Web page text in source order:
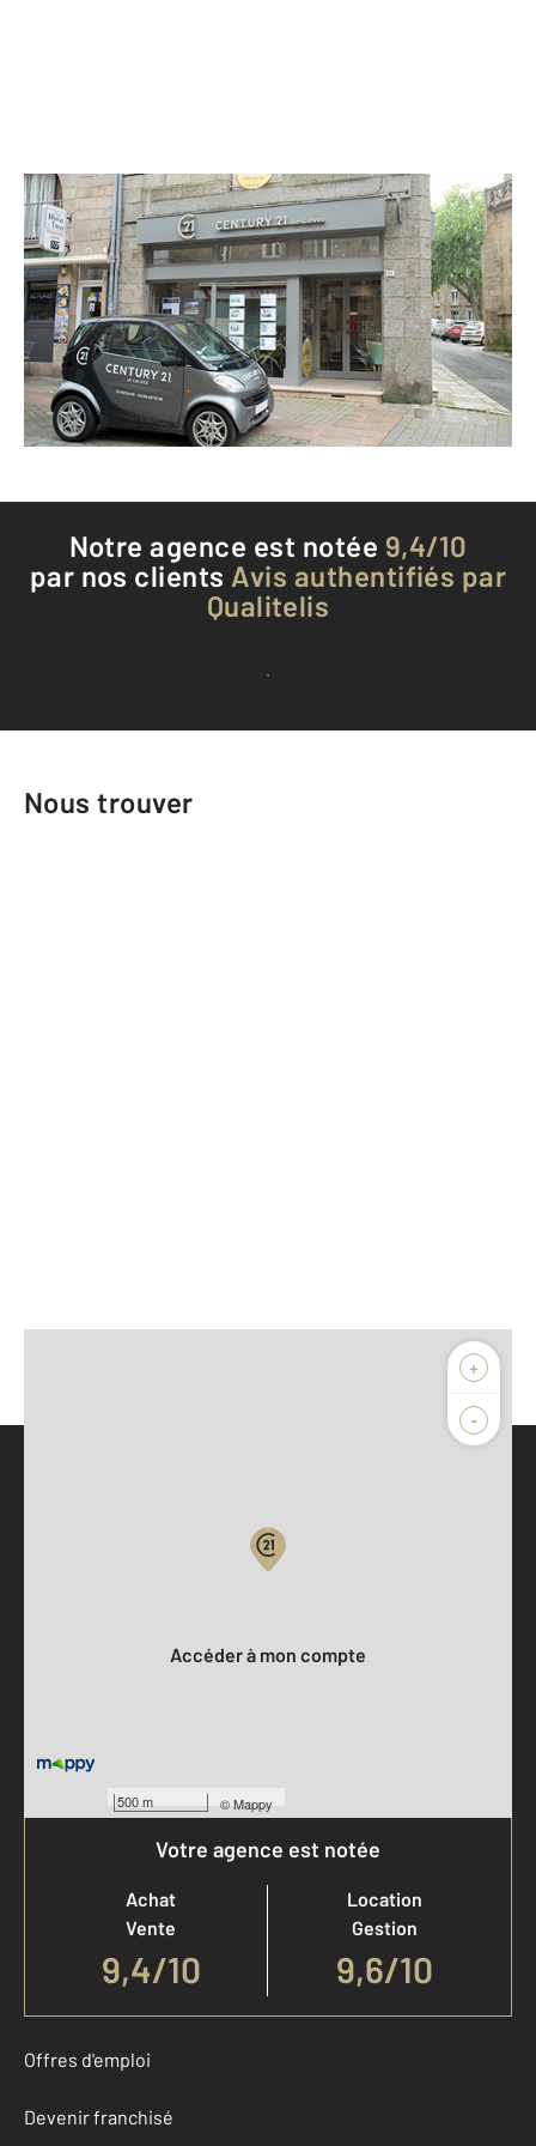
CENTURY 21 Le Calvez
26 rue Notre Dame
GUINGAMP - 22200
Envoyer un message
Téléphoner à l'agence
Notre agence est notée 9,4/10
par nos clients Avis authentifiés par
Qualitelis
Voir tous les avis clients
Nous trouver
+
-
500 m ©Mappy
Accéder à mon compte
Votre agence est notée
Achat
Vente
9,4/10
Location
Gestion
9,6/10
Offres d'emploi
Devenir franchisé